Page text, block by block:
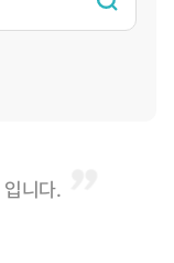
검
색
입니다.